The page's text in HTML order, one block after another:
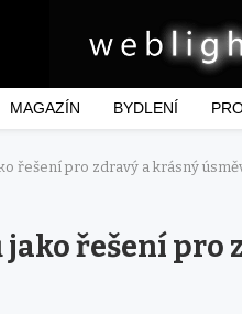
MAGAZÍN BYDLENÍ
řešení pro zdravý a krásný
řešení pro